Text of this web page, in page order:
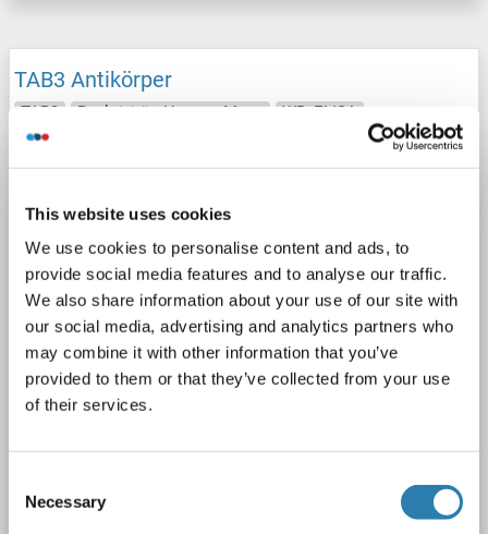
This website uses cookies
We use cookies to personalise content and ads, to
provide social media features and to analyse our traffic.
We also share information about your use of our site with
our social media, advertising and analytics partners who
may combine it with other information that you’ve
provided to them or that they’ve collected from your use
of their services.
Selection
Necessary
TAB3 Antikörper
TAB3 Reaktivität: Human, Maus
WB, ELISA
Wirt: Kaninchen
WB
Produktnummer ABIN7237355
Datenblatt